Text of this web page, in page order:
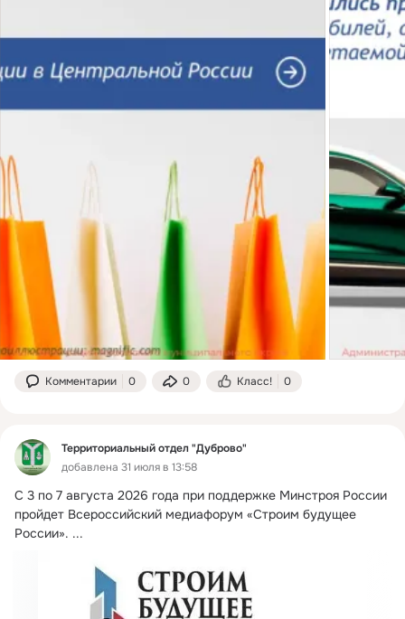
Комментарии 0 0 Класс! 0
Территориальный отдел "Дуброво"
добавлена 31 июля в 13:58
С 3 по 7 августа 2026 года при поддержке Минстроя России
пройдет Всероссийский медиафорум «Строим будущее
России». ...